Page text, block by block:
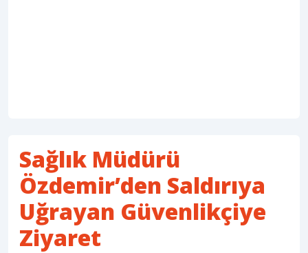
Sağlık Müdürü
Özdemir’den Saldırıya
Uğrayan Güvenlikçiye
Ziyaret